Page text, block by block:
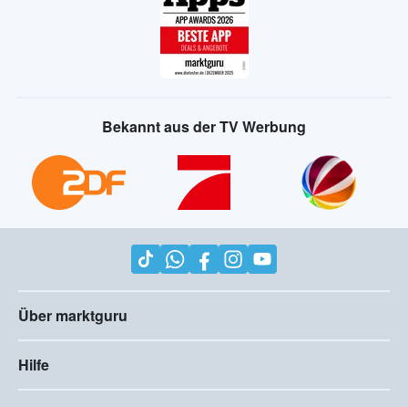
Bekannt aus der TV Werbung
Über marktguru
Hilfe